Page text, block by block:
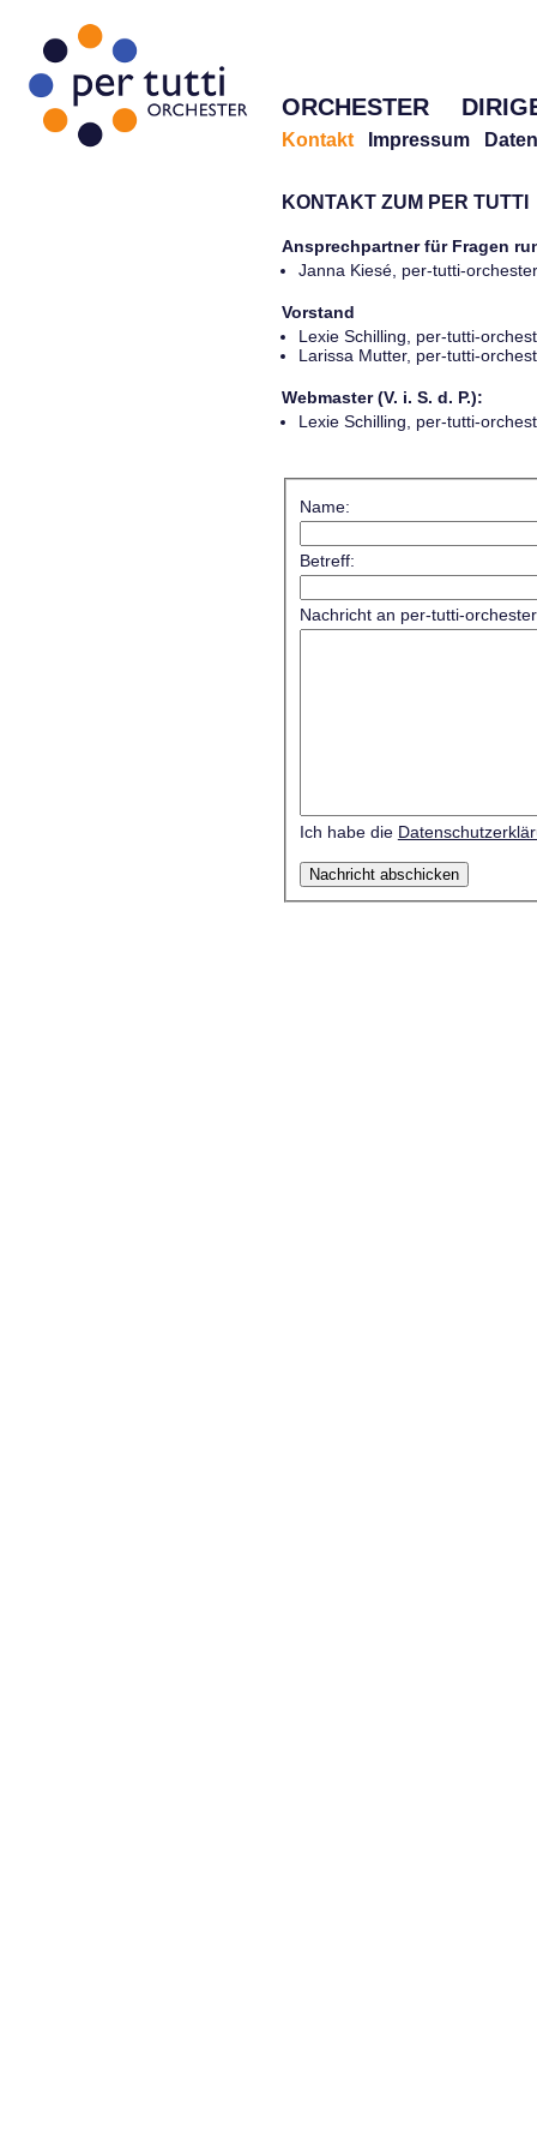
ORCHESTER
Kontakt Impressum
KONTAKT ZUM PER TUTTI
Ansprechpartner für Fragen
Janna Kiesé, per-tutti-
Vorstand
Lexie Schilling, per-tutti-
Larissa Mutter, per-tutti-
Webmaster (V. i. S. d. P.):
Lexie Schilling, per-tutti-
Name:
Betreff:
Nachricht an per-tutti-
Ich habe die